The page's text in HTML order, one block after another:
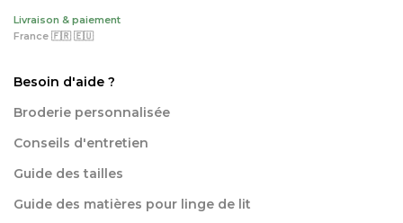
Livraison & paiement
France 🇫🇷 🇪🇺
Besoin d'aide ?
Broderie personnalisée
Conseils d'entretien
Guide des tailles
Guide des matières pour linge de lit